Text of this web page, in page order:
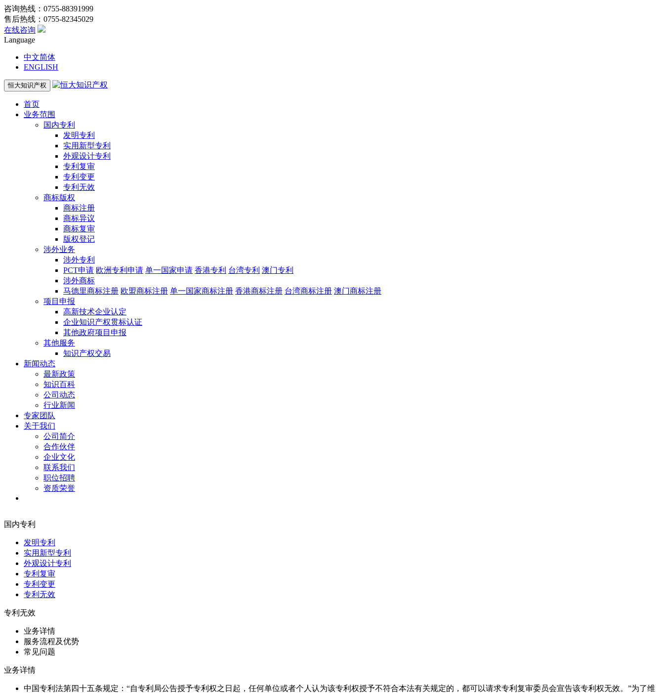
咨询热线：0755-88391999
售后热线：0755-82345029
在线咨询
Language
中文简体
ENGLISH
恒大知识产权
首页
业务范围
国内专利
发明专利
实用新型专利
外观设计专利
专利复审
专利变更
专利无效
商标版权
商标注册
商标异议
商标复审
版权登记
涉外业务
涉外专利
PCT申请 欧洲专利申请 单一国家申请 香港专利 台湾专利 澳门专利
涉外商标
马德里商标注册 欧盟商标注册 单一国家商标注册 香港商标注册 台湾商标注册 澳门商标注册
项目申报
高新技术企业认定
企业知识产权贯标认证
其他政府项目申报
其他服务
知识产权交易
新闻动态
最新政策
知识百科
公司动态
行业新闻
专家团队
关于我们
公司简介
合作伙伴
企业文化
联系我们
职位招聘
资质荣誉
国内专利
发明专利
实用新型专利
外观设计专利
专利复审
专利变更
专利无效
专利无效
业务详情
服务流程及优势
常见问题
业务详情
中国专利法第四十五条规定：“自专利局公告授予专利权之日起，任何单位或者个人认为该专利权授予不符合本法有关规定的，都可以请求专利复审委员会宣告该专利权无效。”为了维